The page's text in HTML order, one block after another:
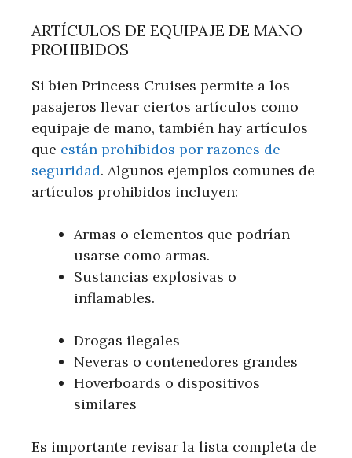
ARTÍCULOS DE EQUIPAJE DE MANO
PROHIBIDOS
Si bien Princess Cruises permite a los
pasajeros llevar ciertos artículos como
equipaje de mano, también hay artículos
que están prohibidos por razones de
seguridad. Algunos ejemplos comunes de
artículos prohibidos incluyen:
Armas o elementos que podrían
usarse como armas.
Sustancias explosivas o
inflamables.
Drogas ilegales
Neveras o contenedores grandes
Hoverboards o dispositivos
similares
Es importante revisar la lista completa de